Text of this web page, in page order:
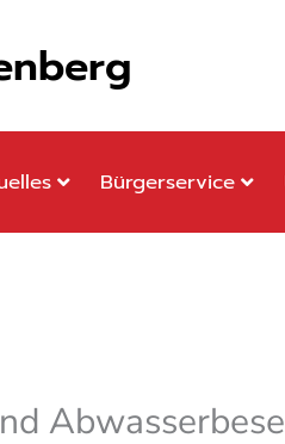
Bürgerservice